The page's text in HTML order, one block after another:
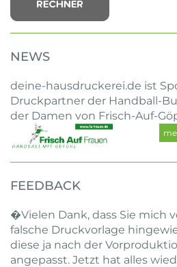
NEWS
deine-hausdruckerei.de ist
Druckpartner der Handball-
der Damen von Frisch-Auf-
FEEDBACK
�Vielen Dank, dass Sie mich
falsche Druckvorlage
diese ja nach der
angepasst. Jetzt hat alles